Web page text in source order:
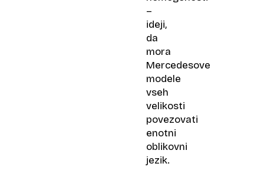
–
ideji,
da
mora
Mercedesove
modele
vseh
velikosti
povezovati
enotni
oblikovni
jezik.